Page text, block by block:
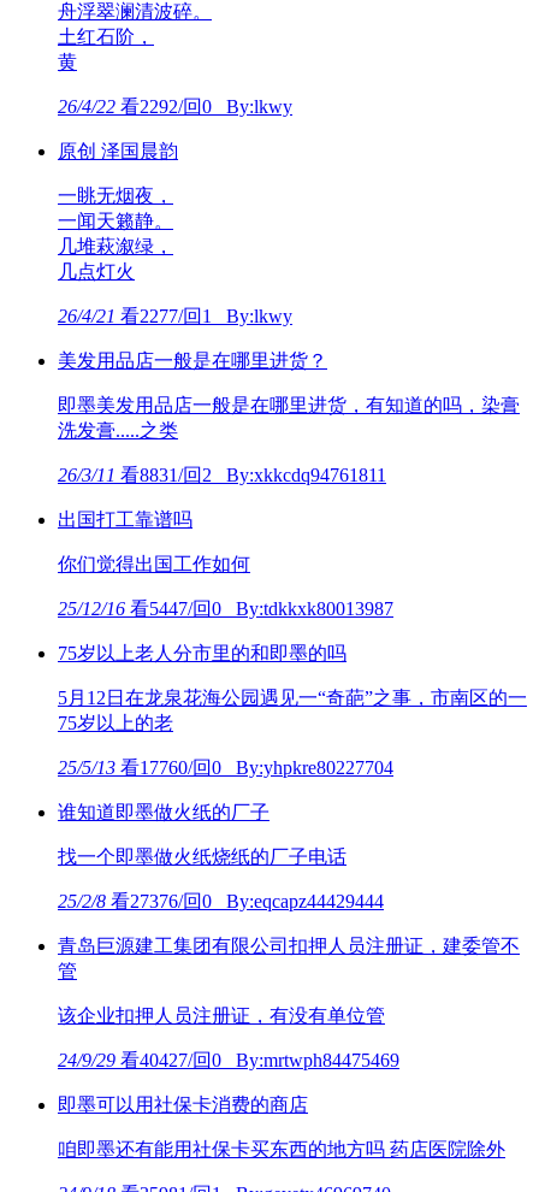
舟浮翠澜清波碎。
土红石阶，
黄
26/4/22 看2292/回0 By:lkwy
原创 泽国晨韵
一眺无烟夜，
一闻天籁静。
几堆萩溆绿，
几点灯火
26/4/21 看2277/回1 By:lkwy
美发用品店一般是在哪里进货？
即墨美发用品店一般是在哪里进货，有知道的吗，染膏
洗发膏.....之类
26/3/11 看8831/回2 By:xkkcdq94761811
出国打工靠谱吗
你们觉得出国工作如何
25/12/16 看5447/回0 By:tdkkxk80013987
75岁以上老人分市里的和即墨的吗
5月12日在龙泉花海公园遇见一“奇葩”之事，市南区的一
75岁以上的老
25/5/13 看17760/回0 By:yhpkre80227704
谁知道即墨做火纸的厂子
找一个即墨做火纸烧纸的厂子电话
25/2/8 看27376/回0 By:eqcapz44429444
青岛巨源建工集团有限公司扣押人员注册证，建委管不
管
该企业扣押人员注册证，有没有单位管
24/9/29 看40427/回0 By:mrtwph84475469
即墨可以用社保卡消费的商店
咱即墨还有能用社保卡买东西的地方吗 药店医院除外